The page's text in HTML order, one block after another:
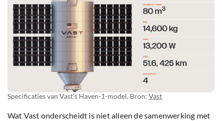
Specificaties van Vast’s Haven-1-model. Bron: Vast
Wat Vast onderscheidt is niet alleen de samenwerking met